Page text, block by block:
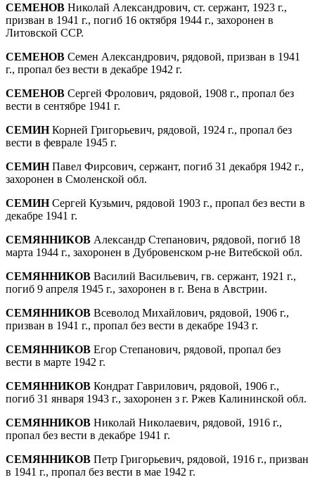
СЕМЕНОВ Николай Александрович, ст. сер­жант, 1923 г.,
призван в 1941 г., погиб 16 октября 1944 г., захоронен в
Литовской ССР.
СЕМЕНОВ Семен Александрович, рядовой, призван в 1941
г., пропал без вести в де­кабре 1942 г.
СЕМЕНОВ Сергей Фролович, рядовой, 1908 г., пропал без
вести в сентябре 1941 г.
СЕМИНКорней Григорьевич, рядовой, 1924 г., пропал без
вести в феврале 1945 г.
СЕМИНПавел Фирсович, сержант, погиб 31 декабря 1942 г.,
захоронен в Смолен­ской обл.
СЕМИНСергей Кузьмич, рядовой 1903 г., пропал без вести в
декабре 1941 г.
СЕМЯННИКОВ Александр Степанович, рядовой, погиб 18
марта 1944 г., захоронен в Дубровенском р-не Витебской обл.
СЕМЯННИКОВ Василий Васильевич, гв. сер­жант, 1921 г.,
погиб 9 апреля 1945 г., захоронен в г. Вена в Австрии.
СЕМЯННИКОВ Всеволод Михайлович, рядовой, 1906 г.,
призван в 1941 г., пропал без вести в декабре 1943 г.
СЕМЯННИКОВ Егор Степанович, рядовой, про­пал без
вести в марте 1942 г.
СЕМЯННИКОВ Кондрат Гаврилович, рядовой, 1906 г.,
погиб 31 января 1943 г., захоронен з г. Ржев Калининской обл.
СЕМЯННИКОВ Николай Николаевич, рядовой, 1916 г.,
пропал без вести в декабре 1941 г.
СЕМЯННИКОВ Петр Григорьевич, рядовой, 1916 г., призван
в 1941 г., пропал без вести в мае 1942 г.